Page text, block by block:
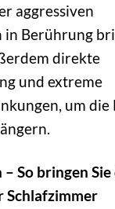
aggressiven
in Berührung
direkte
und extreme
um die
So bringen Sie
Schlafzimmer